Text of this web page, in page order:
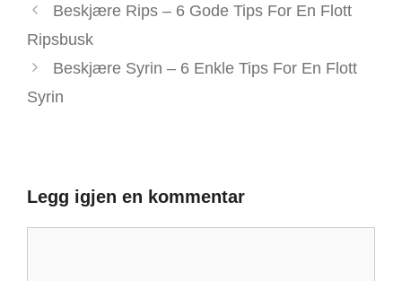
Beskjære Rips – 6 Gode Tips For En Flott
Ripsbusk
Beskjære Syrin – 6 Enkle Tips For En Flott
Syrin
Legg igjen en kommentar